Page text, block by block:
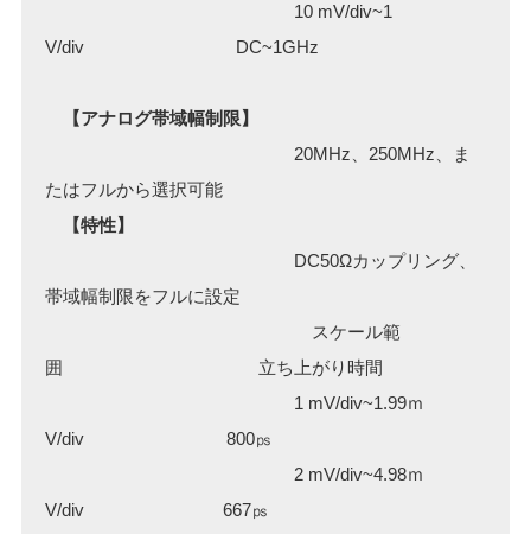
10 mV/div~1
V/div DC~1GHz
【アナログ帯域幅制限】
20MHz、250MHz、ま
たはフルから選択可能
【特性】
DC50Ωカップリング、
帯域幅制限をフルに設定
スケール範
囲 立ち上がり時間
1 mV/div~1.99ｍ
V/div 800㎰
2 mV/div~4.98ｍ
V/div 667㎰